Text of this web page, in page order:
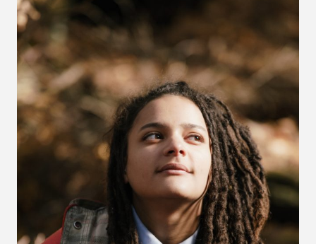
VOIR LA PHOTO EN GRAND FORMAT